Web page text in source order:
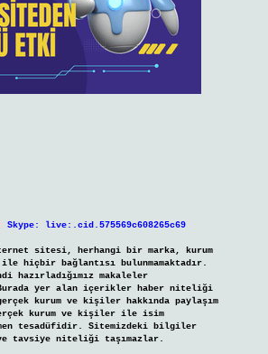
Skype: live:.cid.575569c608265c69
sitesi, herhangi bir marka, kurum
hiçbir bağlantısı bulunmamaktadır.
hazırladığımız makaleler
yer alan içerikler haber niteliği
kurum ve kişiler hakkında paylaşım
kurum ve kişiler ile isim
tesadüfidir. Sitemizdeki bilgiler
tavsiye niteliği taşımazlar.